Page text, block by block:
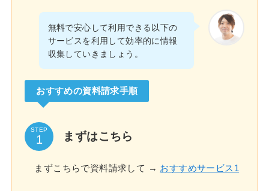
無料で安心して利用できる以下の
サービスを利用して効率的に情報
収集していきましょう。
おすすめの資料請求手順
STEP
まずはこちら
まずこちらで資料請求して → おすすめサービス1